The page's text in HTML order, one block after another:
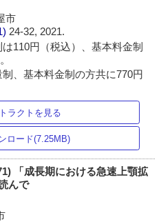
市
24-32, 2021.
110円（税込）、基本料金制
、基本料金制の方共に770円
ラクトを見る
ロード(7.25MB)
「成長期における急速上顎拡
んで